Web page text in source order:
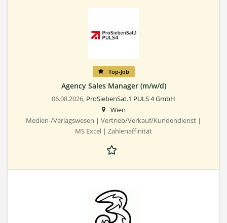
Top-Job
Agency Sales Manager (m/w/d)
06.08.2026, ProSiebenSat.1 PULS 4 GmbH
Wien
Medien-/Verlagswesen | Vertrieb/Verkauf/Kundendienst |
MS Excel | Zahlenaffinität